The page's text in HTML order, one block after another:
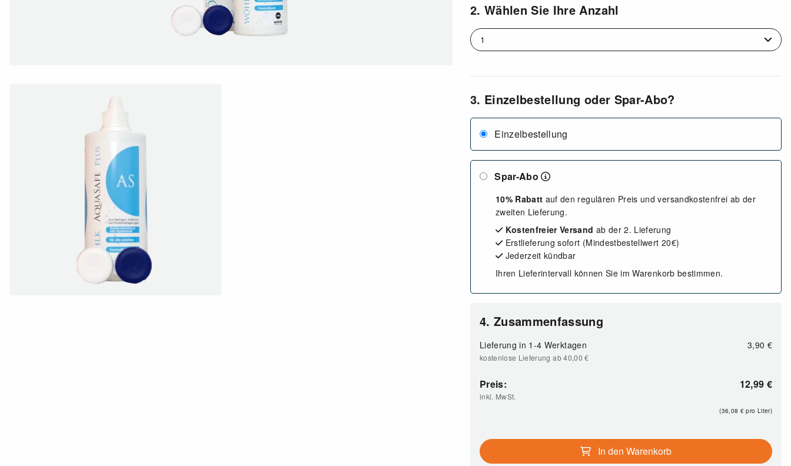
2. Wählen Sie Ihre Anzahl
3. Einzelbestellung oder Spar-Abo?
Einzelbestellung
Spar-Abo
10% Rabatt auf den regulären Preis und versandkostenfrei ab der
zweiten Lieferung.
Kostenfreier Versand ab der 2. Lieferung
Erstlieferung sofort (Mindestbestellwert 20€)
Jederzeit kündbar
Ihren Lieferintervall können Sie im Warenkorb bestimmen.
4. Zusammenfassung
Lieferung in 1-4 Werktagen 3,90 €
kostenlose Lieferung ab 40,00€
Preis:
inkl. MwSt.
12,99 €
(36,08 € pro Liter)
In den Warenkorb